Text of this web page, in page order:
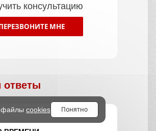
консультацию
МНЕ
ответы
файлы cookies Понятно